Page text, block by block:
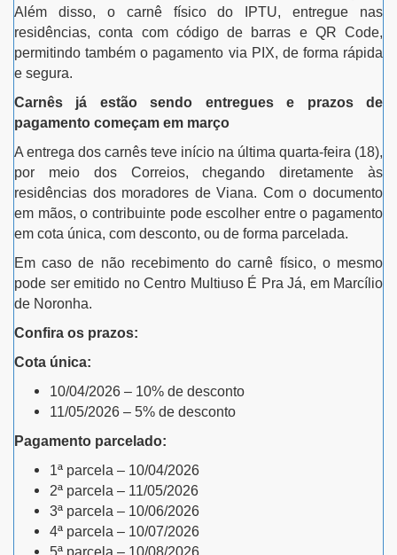
Além disso, o carnê físico do IPTU, entregue nas
residências, conta com código de barras e QR Code,
permitindo também o pagamento via PIX, de forma rápida
e segura.
Carnês já estão sendo entregues e prazos de
pagamento começam em março
A entrega dos carnês teve início na última quarta-feira (18),
por meio dos Correios, chegando diretamente às
residências dos moradores de Viana. Com o documento
em mãos, o contribuinte pode escolher entre o pagamento
em cota única, com desconto, ou de forma parcelada.
Em caso de não recebimento do carnê físico, o mesmo
pode ser emitido no Centro Multiuso É Pra Já, em Marcílio
de Noronha.
Confira os prazos:
Cota única:
10/04/2026 – 10% de desconto
11/05/2026 – 5% de desconto
Pagamento parcelado:
1ª parcela – 10/04/2026
2ª parcela – 11/05/2026
3ª parcela – 10/06/2026
4ª parcela – 10/07/2026
5ª parcela – 10/08/2026